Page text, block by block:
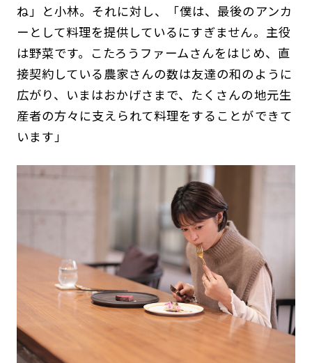
ね」と小林。それに対し、「僕は、最後のアンカ
ーとして料理を提供しているにすぎません。主役
は野菜です。こたろうファームさんをはじめ、直
接契約している農家さんの数は友達の和のように
広がり、いまはおかげさまで、たくさんの地元生
産者の方々に支えられて料理をすることができて
います」